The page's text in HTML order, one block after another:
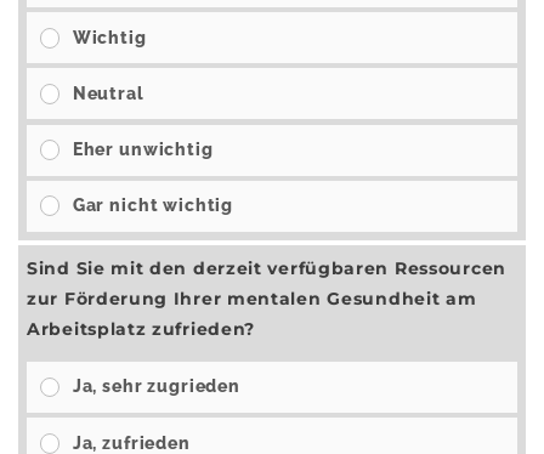
Wichtig
Neutral
Eher unwichtig
Gar nicht wichtig
Sind Sie mit den derzeit verfügbaren Ressourcen
zur Förderung Ihrer mentalen Gesundheit am
Arbeitsplatz zufrieden?
Ja, sehr zugrieden
Ja, zufrieden